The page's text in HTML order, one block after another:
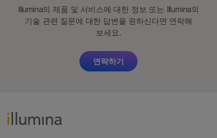
Illumina의 제품 및 서비스에 대한 정보 또는 Illumina의
기술 관련 질문에 대한 답변을 원하신다면 연락해
보세요.
연락하기